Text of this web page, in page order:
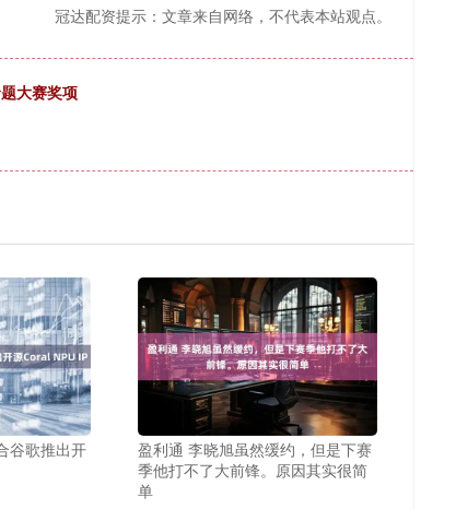
冠达配资提示：文章来自网络，不代表本站观点。
大赛奖项
谷歌推出开
盈利通 李晓旭虽然缓约，但是下赛
季他打不了大前锋。原因其实很简
单